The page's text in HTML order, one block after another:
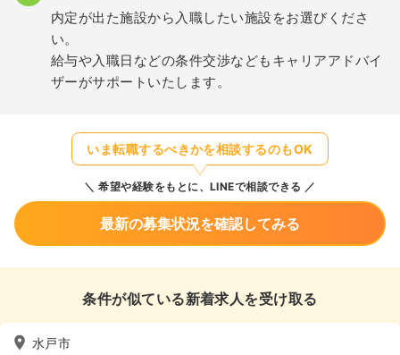
内定が出た施設から入職したい施設をお選びくださ
い。
給与や入職日などの条件交渉などもキャリアアドバイ
ザーがサポートいたします。
いま転職するべきかを相談するのもOK
希望や経験をもとに、LINEで相談できる
最新の募集状況を確認してみる
条件が似ている新着求人を受け取る
水戸市